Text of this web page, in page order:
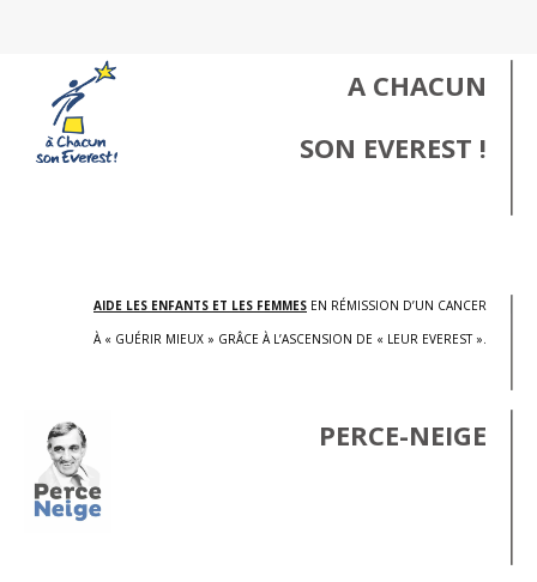
A CHACUN
SON EVEREST !
AIDE LES ENFANTS ET LES FEMMES EN RÉMISSION D’UN CANCER
À « GUÉRIR MIEUX » GRÂCE À L’ASCENSION DE « LEUR EVEREST ».
PERCE-NEIGE